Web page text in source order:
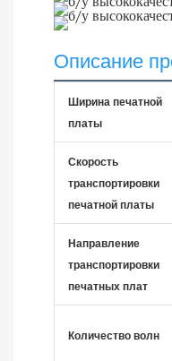
Описание
Ширина печатной
платы
Скорость
транспортировки
печатной платы
Направление
транспортировки
печатных плат
Количество волн